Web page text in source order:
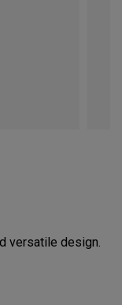
versatile design.